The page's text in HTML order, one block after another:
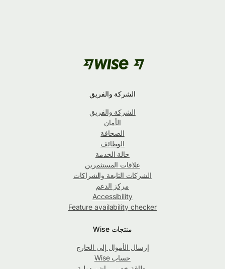
الشركة والفريق
الشركة والفريق
الأمان
الصحافة
الوظائف
حالة الخدمة
علاقات المستثمرين
الشركات التابعة والشراكات
مركز الدعم
Accessibility
Feature availability checker
منتجات Wise
إرسال الأموال إلى الخارج
حساب Wise